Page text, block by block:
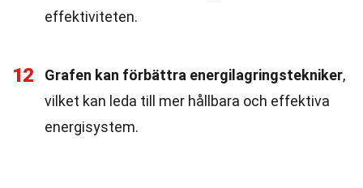
effektiviteten.
12 Grafen kan förbättra energilagringstekniker,
vilket kan leda till mer hållbara och effektiva
energisystem.